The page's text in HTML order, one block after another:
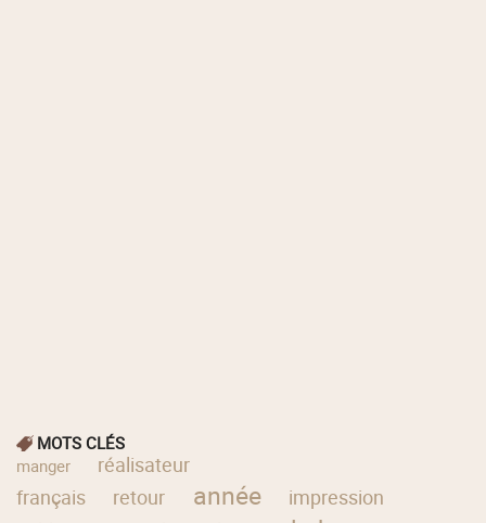
MOTS CLÉS
manger
réalisateur
français
retour année
impression